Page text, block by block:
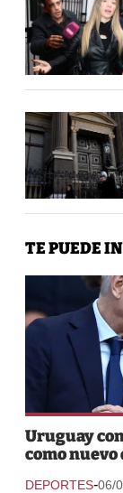
TE PUEDE
Uruguay
como
DEPORTES-06/